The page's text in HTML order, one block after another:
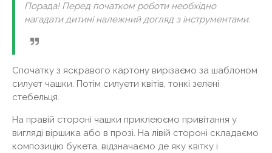
Порада! Перед початком роботи необхідно
нагадати дитині належний догляд з інструментами.
Спочатку з яскравого картону вирізаємо за шаблоном
силует чашки. Потім силуети квітів, тонкі зелені
стебельця.
На правій стороні чашки приклеюємо привітання у
вигляді віршика або в прозі. На лівій стороні складаємо
композицію букета, відзначаємо де яку квітку і